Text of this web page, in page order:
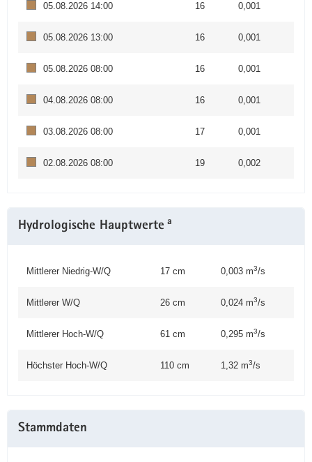
05.08.2026 14:00 16 0,001
05.08.2026 13:00 16 0,001
05.08.2026 08:00 16 0,001
04.08.2026 08:00 16 0,001
03.08.2026 08:00 17 0,001
02.08.2026 08:00 19 0,002
Hydrologische Hauptwerte a
Mittlerer Niedrig-W/Q 17 cm 0,003 m3/s
Mittlerer W/Q 26 cm 0,024 m3/s
Mittlerer Hoch-W/Q 61 cm 0,295 m3/s
Höchster Hoch-W/Q 110 cm 1,32 m3/s
Stammdaten